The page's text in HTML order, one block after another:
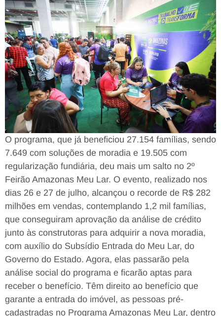
O programa, que já beneficiou 27.154 famílias, sendo
7.649 com soluções de moradia e 19.505 com
regularização fundiária, deu mais um salto no 2º
Feirão Amazonas Meu Lar. O evento, realizado nos
dias 26 e 27 de julho, alcançou o recorde de R$ 282
milhões em vendas, contemplando 1,2 mil famílias,
que conseguiram aprovação da análise de crédito
junto às construtoras para adquirir a nova moradia,
com auxílio do Subsídio Entrada do Meu Lar, do
Governo do Estado. Agora, elas passarão pela
análise social do programa e ficarão aptas para
receber o benefício. Têm direito ao benefício que
garante a entrada do imóvel, as pessoas pré-
cadastradas no Programa Amazonas Meu Lar, dentro